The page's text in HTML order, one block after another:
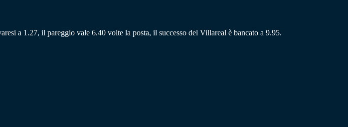
a 1.27, il pareggio vale 6.40 volte la posta, il successo del Villareal è bancato a 9.95.